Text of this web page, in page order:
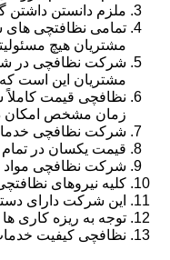
ملزم دانستن داشتن
تمامی نظافتچی های
مشتریان هیچ
شرکت نظافچی در
مشتریان این است
زمان مشخص امکان
شرکت نظافچی خدمات 24 ساعته به مشتریان ارائه می دهد؛ یعنی نیازی نیست برای تمیز کردن منزل یا شرکت حتماً در ساعت کاری
قیمت یکسان در
شرکت نظافچی مواد
کلیه نیروهای
این شرکت دارای
توجه به ریزه کاری
نظافچی کیفیت